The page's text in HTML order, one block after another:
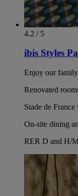
4.2 / 5
ibis Styles
Enjoy our
Renovated
Stade de
On-site dining
RER D and H/